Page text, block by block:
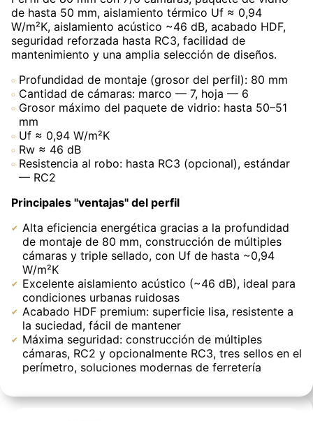
de hasta 50 mm, aislamiento térmico Uf ≈ 0,94
W/m²K, aislamiento acústico ~46 dB, acabado HDF,
seguridad reforzada hasta RC3, facilidad de
mantenimiento y una amplia selección de diseños.
Profundidad de montaje (grosor del perfil): 80 mm
Cantidad de cámaras: marco — 7, hoja — 6
Grosor máximo del paquete de vidrio: hasta 50–51
mm
Uf ≈ 0,94 W/m²K
Rw ≈ 46 dB
Resistencia al robo: hasta RC3 (opcional), estándar
— RC2
Principales "ventajas" del perfil
Alta eficiencia energética gracias a la profundidad
de montaje de 80 mm, construcción de múltiples
cámaras y triple sellado, con Uf de hasta ~0,94
W/m²K
Excelente aislamiento acústico (~46 dB), ideal para
condiciones urbanas ruidosas
Acabado HDF premium: superficie lisa, resistente a
la suciedad, fácil de mantener
Máxima seguridad: construcción de múltiples
cámaras, RC2 y opcionalmente RC3, tres sellos en el
perímetro, soluciones modernas de ferretería